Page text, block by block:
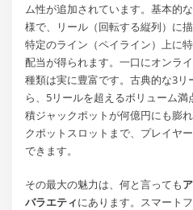
ム性が追加されています。基本的
様で、リール（回転する縦列）に
特定のライン（ペイライン）上に
配当が得られます。一口にオンラ
種類は実に豊富です。古典的な3
ら、5リールを超えるボリューム
積ジャックポットが何億円にも膨
クポットスロットまで、プレイヤ
できます。
その最大の魅力は、何と言っても
バラエティにあります。スマート